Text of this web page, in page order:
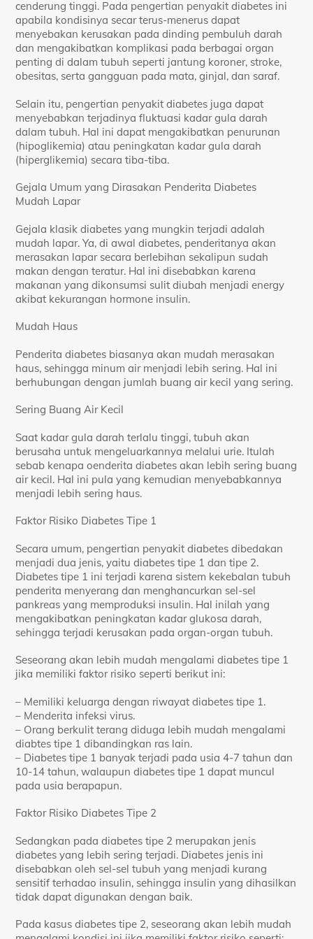
cenderung tinggi. Pada pengertian penyakit diabetes ini
apabila kondisinya secar terus-menerus dapat
menyebakan kerusakan pada dinding pembuluh darah
dan mengakibatkan komplikasi pada berbagai organ
penting di dalam tubuh seperti jantung koroner, stroke,
obesitas, serta gangguan pada mata, ginjal, dan saraf.
Selain itu, pengertian penyakit diabetes juga dapat
menyebabkan terjadinya fluktuasi kadar gula darah
dalam tubuh. Hal ini dapat mengakibatkan penurunan
(hipoglikemia) atau peningkatan kadar gula darah
(hiperglikemia) secara tiba-tiba.
Gejala Umum yang Dirasakan Penderita Diabetes
Mudah Lapar
Gejala klasik diabetes yang mungkin terjadi adalah
mudah lapar. Ya, di awal diabetes, penderitanya akan
merasakan lapar secara berlebihan sekalipun sudah
makan dengan teratur. Hal ini disebabkan karena
makanan yang dikonsumsi sulit diubah menjadi energy
akibat kekurangan hormone insulin.
Mudah Haus
Penderita diabetes biasanya akan mudah merasakan
haus, sehingga minum air menjadi lebih sering. Hal ini
berhubungan dengan jumlah buang air kecil yang sering.
Sering Buang Air Kecil
Saat kadar gula darah terlalu tinggi, tubuh akan
berusaha untuk mengeluarkannya melalui urie. Itulah
sebab kenapa oenderita diabetes akan lebih sering buang
air kecil. Hal ini pula yang kemudian menyebabkannya
menjadi lebih sering haus.
Faktor Risiko Diabetes Tipe 1
Secara umum, pengertian penyakit diabetes dibedakan
menjadi dua jenis, yaitu diabetes tipe 1 dan tipe 2.
Diabetes tipe 1 ini terjadi karena sistem kekebalan tubuh
penderita menyerang dan menghancurkan sel-sel
pankreas yang memproduksi insulin. Hal inilah yang
mengakibatkan peningkatan kadar glukosa darah,
sehingga terjadi kerusakan pada organ-organ tubuh.
Seseorang akan lebih mudah mengalami diabetes tipe 1
jika memiliki faktor risiko seperti berikut ini:
– Memiliki keluarga dengan riwayat diabetes tipe 1.
– Menderita infeksi virus.
– Orang berkulit terang diduga lebih mudah mengalami
diabtes tipe 1 dibandingkan ras lain.
– Diabetes tipe 1 banyak terjadi pada usia 4-7 tahun dan
10-14 tahun, walaupun diabetes tipe 1 dapat muncul
pada usia berapapun.
Faktor Risiko Diabetes Tipe 2
Sedangkan pada diabetes tipe 2 merupakan jenis
diabetes yang lebih sering terjadi. Diabetes jenis ini
disebabkan oleh sel-sel tubuh yang menjadi kurang
sensitif terhadao insulin, sehingga insulin yang dihasilkan
tidak dapat digunakan dengan baik.
Pada kasus diabetes tipe 2, seseorang akan lebih mudah